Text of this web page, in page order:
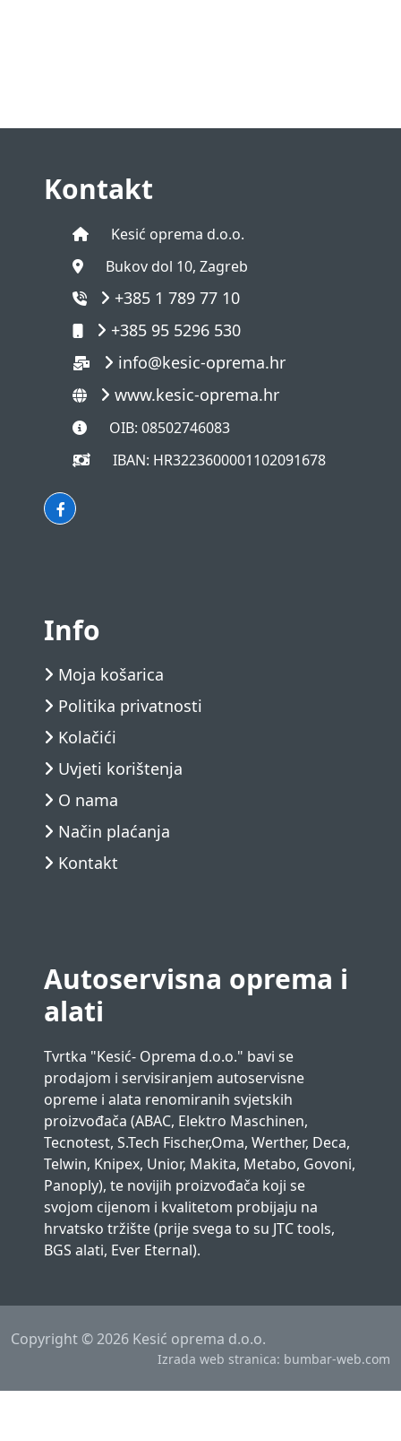
Kontakt
Kesić oprema d.o.o.
Bukov dol 10, Zagreb
+385 1 789 77 10
+385 95 5296 530
info@kesic-oprema.hr
www.kesic-oprema.hr
OIB: 08502746083
IBAN: HR3223600001102091678
Info
Moja košarica
Politika privatnosti
Kolačići
Uvjeti korištenja
O nama
Način plaćanja
Kontakt
Autoservisna oprema i
alati
Tvrtka "Kesić- Oprema d.o.o." bavi se
prodajom i servisiranjem autoservisne
opreme i alata renomiranih svjetskih
proizvođača (ABAC, Elektro Maschinen,
Tecnotest, S.Tech Fischer,Oma, Werther, Deca,
Telwin, Knipex, Unior, Makita, Metabo, Govoni,
Panoply), te novijih proizvođača koji se
svojom cijenom i kvalitetom probijaju na
hrvatsko tržište (prije svega to su JTC tools,
BGS alati, Ever Eternal).
Copyright © 2026 Kesić oprema d.o.o.
Izrada web stranica: bumbar-web.com